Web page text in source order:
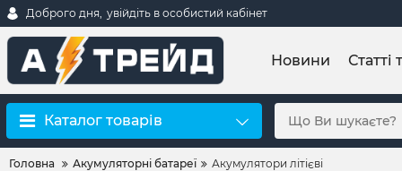
Доброго дня, увійдіть в особистий кабінет
Новини Статті
Каталог товарів
Головна Акумуляторні батареї Акумулятори літієві